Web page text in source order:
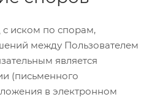
с иском по спорам,
между Пользователем
является
(письменного
в электронном